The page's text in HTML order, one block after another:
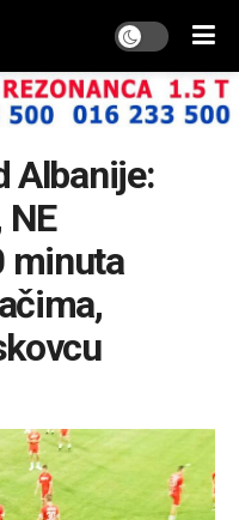
Albanije:
NE
minuta